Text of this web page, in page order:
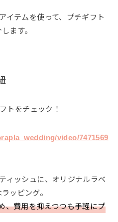
イテムを使って、プチギフト
ます。
トをチェック！
video/7471569
ィッシュに、オリジナルラベ
ッピング。
、費用を抑えつつも手軽にプ